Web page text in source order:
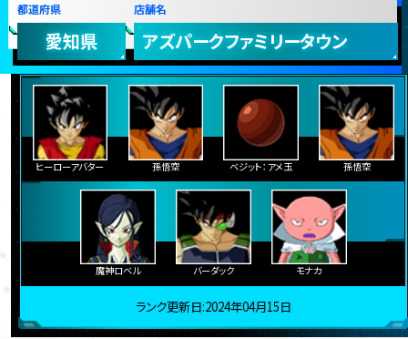
都道府県
愛知県
店舗名
アズパークファミリータウン
ヒーローアバター 孫悟空 ベジット：アメ玉 孫悟空
魔神ロベル バーダック モナカ
ランク更新日:2024年04月15日